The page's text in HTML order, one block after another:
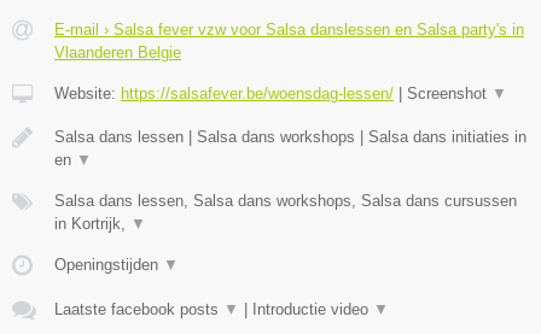
E-mail › Salsa fever vzw voor Salsa danslessen en Salsa party's in
Vlaanderen Belgie
Website: https://salsafever.be/woensdag-lessen/ Screenshot ▼
Salsa dans lessen | Salsa dans workshops | Salsa dans initiaties in
en ▼
Salsa dans lessen, Salsa dans workshops, Salsa dans cursussen
in Kortrijk, ▼
Openingstijden ▼
Laatste facebook posts ▼ Introductie video ▼